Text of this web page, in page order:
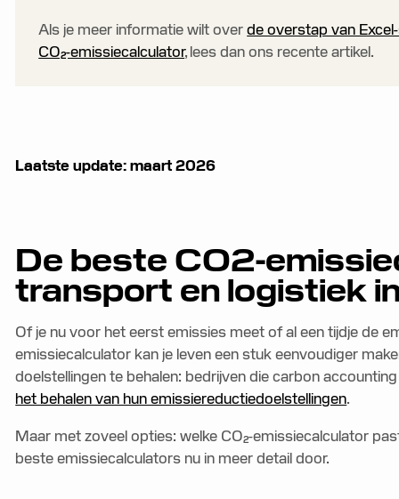
Als je meer informatie wilt overde overstap van
CO₂-emissiecalculator, lees dan ons recente artikel.
Laatste update: maart 2026
De beste CO2-
transport en logistiek
Of je nu voor het eerst emissies meet of al een tijdje de
emissiecalculator kan je leven een stuk eenvoudiger
doelstellingen te behalen: bedrijven die carbon
het behalen van hun emissiereductiedoelstellingen.
Maar met zoveel opties: welke CO₂-emissiecalculator
beste emissiecalculators nu in meer detail door.